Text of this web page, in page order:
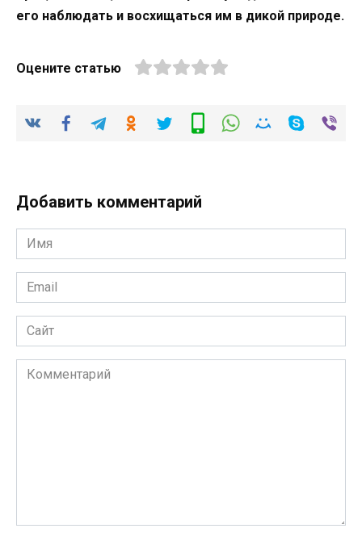
его наблюдать и восхищаться им в дикой природе.
Оцените статью
Добавить комментарий
Имя
*
Email
*
Сайт
Комментарий